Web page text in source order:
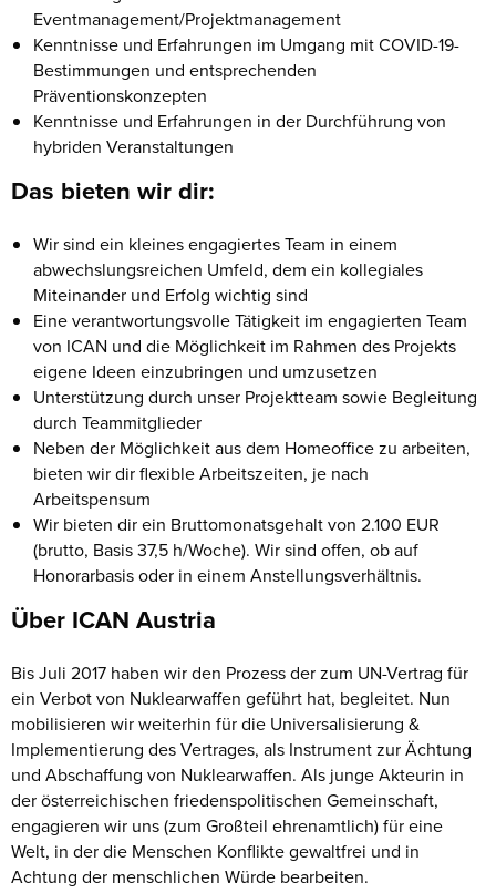
Eventmanagement/Projektmanagement
Kenntnisse und Erfahrungen im Umgang mit COVID-19-
Bestimmungen und entsprechenden
Präventionskonzepten
Kenntnisse und Erfahrungen in der Durchführung von
hybriden Veranstaltungen
Das bieten wir dir:
Wir sind ein kleines engagiertes Team in einem
abwechslungsreichen Umfeld, dem ein kollegiales
Miteinander und Erfolg wichtig sind
Eine verantwortungsvolle Tätigkeit im engagierten Team
von ICAN und die Möglichkeit im Rahmen des Projekts
eigene Ideen einzubringen und umzusetzen
Unterstützung durch unser Projektteam sowie Begleitung
durch Teammitglieder
Neben der Möglichkeit aus dem Homeoffice zu arbeiten,
bieten wir dir flexible Arbeitszeiten, je nach
Arbeitspensum
Wir bieten dir ein Bruttomonatsgehalt von 2.100 EUR
(brutto, Basis 37,5 h/Woche). Wir sind offen, ob auf
Honorarbasis oder in einem Anstellungsverhältnis.
Über ICAN Austria
Bis Juli 2017 haben wir den Prozess der zum UN-Vertrag für
ein Verbot von Nuklearwaffen geführt hat, begleitet. Nun
mobilisieren wir weiterhin für die Universalisierung &
Implementierung des Vertrages, als Instrument zur Ächtung
und Abschaffung von Nuklearwaffen. Als junge Akteurin in
der österreichischen friedenspolitischen Gemeinschaft,
engagieren wir uns (zum Großteil ehrenamtlich) für eine
Welt, in der die Menschen Konflikte gewaltfrei und in
Achtung der menschlichen Würde bearbeiten.